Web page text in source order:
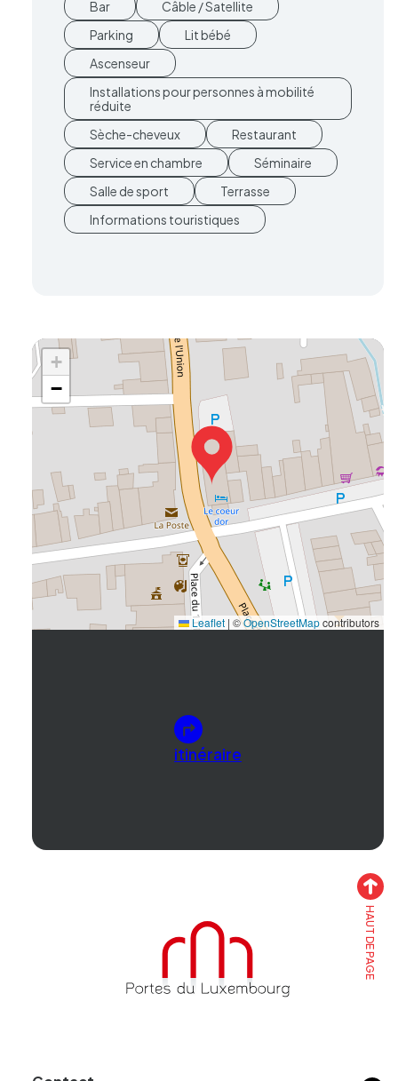
Bar
Câble / Satellite
Parking
Lit bébé
Ascenseur
Installations pour personnes à mobilité
réduite
Sèche-cheveux
Restaurant
Service en chambre
Séminaire
Salle de sport
Terrasse
Informations touristiques
+
−
Leaflet | ©OpenStreetMapcontributors
itinéraire
HAUT DE PAGE